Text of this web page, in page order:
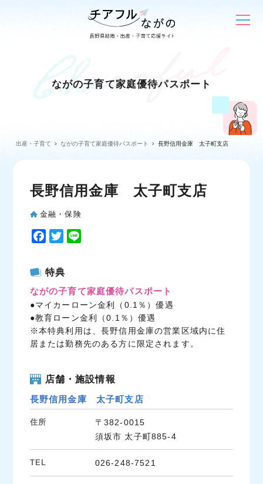
ながの子育て家庭優待パスポート
出産・子育て ながの子育て家庭優待パスポート 長野信用金庫 太子町支店
長野信用金庫 太子町支店
金融・保険
F
e
b
o
o
k
T
t
t
e
r
特典
ながの子育て家庭優待パスポート
●マイカーローン金利（0.1％）優遇
●教育ローン金利（0.1％）優遇
※本特典利用は、長野信用金庫の営業区域内に住
居または勤務先のある方に限定されます。
店舗・施設情報
長野信用金庫 太子町支店
住所
〒382-0015
須坂市 太子町885-4
TEL 026-248-7521